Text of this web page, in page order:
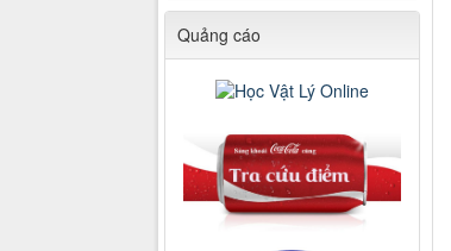
Quảng cáo